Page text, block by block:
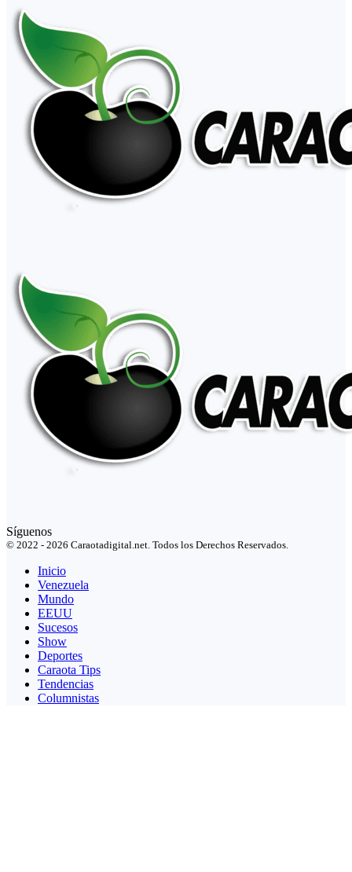
Síguenos
© 2022 - 2026 Caraotadigital.net. Todos los Derechos Reservados.
Inicio
Venezuela
Mundo
EEUU
Sucesos
Show
Deportes
Caraota Tips
Tendencias
Columnistas